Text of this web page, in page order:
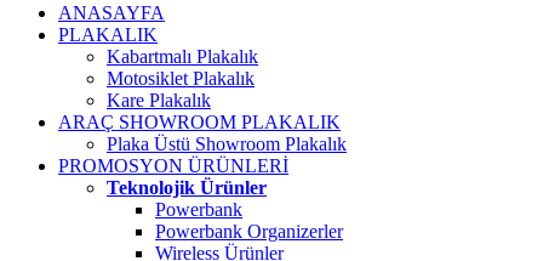
ANASAYFA
PLAKALIK
Kabartmalı Plakalık
Motosiklet Plakalık
Kare Plakalık
ARAÇ SHOWROOM PLAKALIK
Plaka Üstü Showroom Plakalık
PROMOSYON ÜRÜNLERİ
Teknolojik Ürünler
Powerbank
Powerbank Organizerler
Wireless Ürünler